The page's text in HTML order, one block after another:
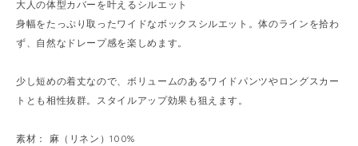
大人の体型カバーを叶えるシルエット
身幅をたっぷり取ったワイドなボックスシルエット。体のラインを拾わ
ず、自然なドレープ感を楽しめます。
少し短めの着丈なので、ボリュームのあるワイドパンツやロングスカー
トとも相性抜群。スタイルアップ効果も狙えます。
素材： 麻（リネン）100%